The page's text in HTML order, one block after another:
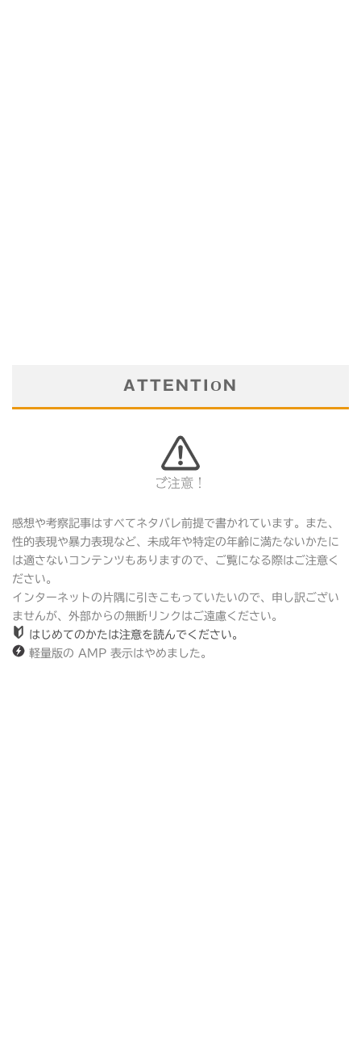
ATTENTION
ご注意！
感想や考察記事はすべてネタバレ前提で書かれています。また、
性的表現や暴力表現など、未成年や特定の年齢に満たないかたに
は適さないコンテンツもありますので、ご覧になる際はご注意く
ださい。
インターネットの片隅に引きこもっていたいので、申し訳ござい
ませんが、外部からの無断リンクはご遠慮ください。
はじめてのかたは注意を読んでください。
軽量版の AMP 表示はやめました。